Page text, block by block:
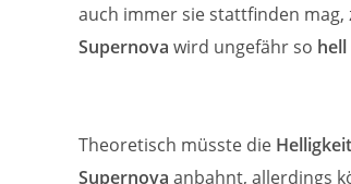
auch immer sie stattfinden mag,
Supernova wird ungefähr so hell
Theoretisch müsste die Helligkeit
Supernova anbahnt, allerdings